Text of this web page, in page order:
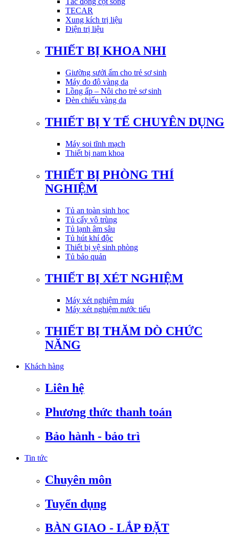
TECAR
Xung kích trị liệu
Điện trị liệu
THIẾT BỊ KHOA NHI
Giường sưởi ấm cho trẻ sơ sinh
Máy đo độ vàng da
Lồng ấp – Nôi cho trẻ sơ sinh
Đèn chiếu vàng da
THIẾT BỊ Y TẾ CHUYÊN DỤNG
Máy soi tĩnh mạch
Thiết bị nam khoa
THIẾT BỊ PHÒNG THÍ
NGHIỆM
Tủ an toàn sinh học
Tủ cấy vô trùng
Tủ lạnh âm sâu
Tủ hút khí độc
Thiết bị vệ sinh phòng
Tủ bảo quản
THIẾT BỊ XÉT NGHIỆM
Máy xét nghiệm máu
Máy xét nghiệm nước tiểu
THIẾT BỊ THĂM DÒ CHỨC
NĂNG
Khách hàng
Liên hệ
Phương thức thanh toán
Bảo hành - bảo trì
Tin tức
Chuyên môn
Tuyển dụng
BÀN GIAO - LẮP ĐẶT